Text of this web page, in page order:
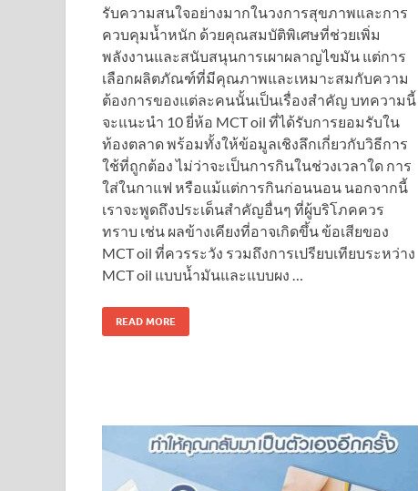
รับความสนใจอย่างมากในวงการสุขภาพและการ
ควบคุมน้ำหนัก ด้วยคุณสมบัติพิเศษที่ช่วยเพิ่ม
พลังงานและสนับสนุนการเผาผลาญไขมัน แต่การ
เลือกผลิตภัณฑ์ที่มีคุณภาพและเหมาะสมกับความ
ต้องการของแต่ละคนนั้นเป็นเรื่องสำคัญ บทความนี้
จะแนะนำ 10 ยี่ห้อ MCT oil ที่ได้รับการยอมรับใน
ท้องตลาด พร้อมทั้งให้ข้อมูลเชิงลึกเกี่ยวกับวิธีการ
ใช้ที่ถูกต้อง ไม่ว่าจะเป็นการกินในช่วงเวลาใด การ
ใส่ในกาแฟ หรือแม้แต่การกินก่อนนอน นอกจากนี้
เราจะพูดถึงประเด็นสำคัญอื่นๆ ที่ผู้บริโภคควร
ทราบ เช่น ผลข้างเคียงที่อาจเกิดขึ้น ข้อเสียของ
MCT oil ที่ควรระวัง รวมถึงการเปรียบเทียบระหว่าง
MCT oil แบบน้ำมันและแบบผง …
READ MORE